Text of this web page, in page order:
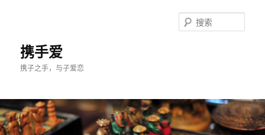
携手爱
携子之手，与子爱恋
索